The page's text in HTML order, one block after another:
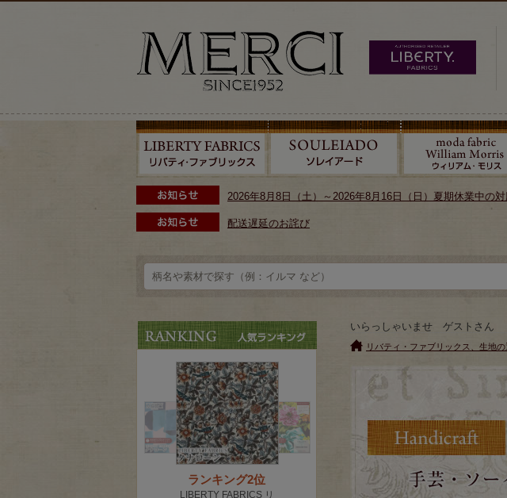
2026年8月8日（土）～2026年8月16日（日）夏期休業中の
配送遅延のお詫び
いらっしゃいませ ゲストさん
リバティ・ファブリックス、生地